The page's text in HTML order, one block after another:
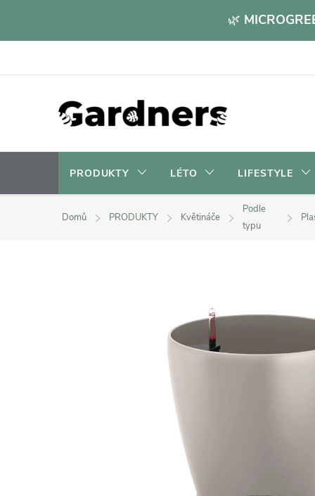
🌿
PRODUKTY LÉTO LIFESTYLE
Domů PRODUKTY Květináče
Podle
typu